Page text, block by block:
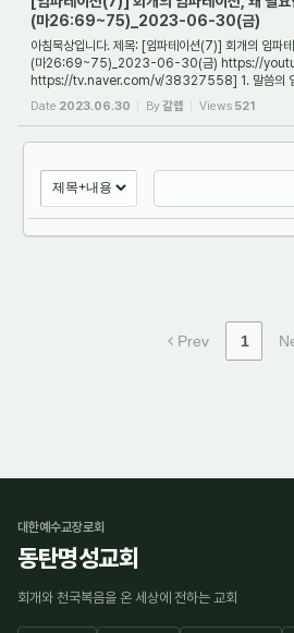
(마26:69~75)_2023-06-30(금)
아침묵상입니다. 제목: [임파테이션(7)] 회개의 임파
(마26:69~75)_2023-06-30(금) https://
https://tv.naver.com/v/38327558] 1. 말씀의 임
임파테이션은 누구에게서 그 사례를 찾아볼 수 있...
Date 2023.06.30 By갈렙 Views 521
Prev 1
대한예수교장로회
동탄명성교회
회개와 천국복음을 온 세상에 전하는 교회